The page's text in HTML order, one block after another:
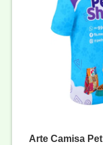
Arte Camisa